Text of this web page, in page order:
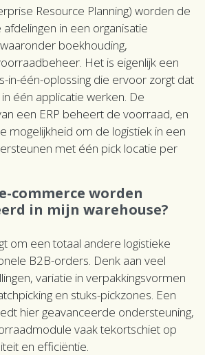
Resource Planning) worden de
afdelingen in een organisatie
boekhouding,
Het is eigenlijk een
in-één-oplossing die ervoor zorgt dat
één applicatie werken. De
een ERP beheert de voorraad, en
mogelijkheid om de logistiek in een
met één pick locatie per
commerce worden
in mijn warehouse?
om een totaal andere logistieke
B2B-orders. Denk aan veel
variatie in verpakkingsvormen
en stuks-pickzones. Een
hier geavanceerde ondersteuning,
vaak tekortschiet op
en efficiëntie.